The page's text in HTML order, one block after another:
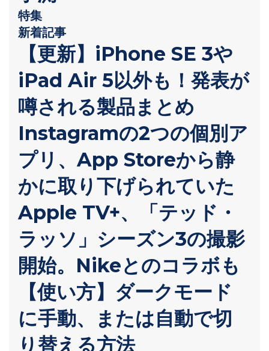
特集
新着記事
【更新】iPhone SE 3や
iPad Air 5以外も！発表が
噂される製品まとめ
Instagramの2つの個別ア
プリ、App Storeから静
かに取り下げられていた
Apple TV+、「テッド・
ラッソ」シーズン3の撮影
開始。Nikeとのコラボも
【使い方】ダークモード
に手動、または自動で切
り替える方法